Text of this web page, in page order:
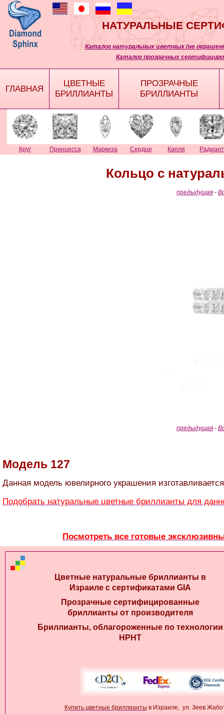
НАТУРАЛЬНЫЕ
Каталог натуральных цветных (не
Каталог прозрачных
ГЛАВНАЯ
ЦВЕТНЫЕ
БРИЛЛИАНТЫ
ПРОЗРАЧНЫЕ
БРИЛЛИАНТЫ
Круг Принцесса Маркиза Сердце Капля Радиант
Кольцо с
предыдущая -
предыдущая -
Модель 127
Данная модель ювелирного украшения
Подобрать натуральные цветные бриллианты для
Посмотреть все готовые
Цветные натуральные бриллианты в
Израиле с сертификатами GIA
Прозрачные сертифицированные
бриллианты от производителя
Бриллианты, облагороженные по технологии
HPHT
Купить цветные бриллианты в Израиле, ул. Зеев